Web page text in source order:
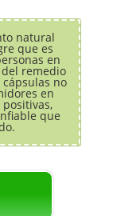
natural
que es
en
remedio
cápsulas no
en
que